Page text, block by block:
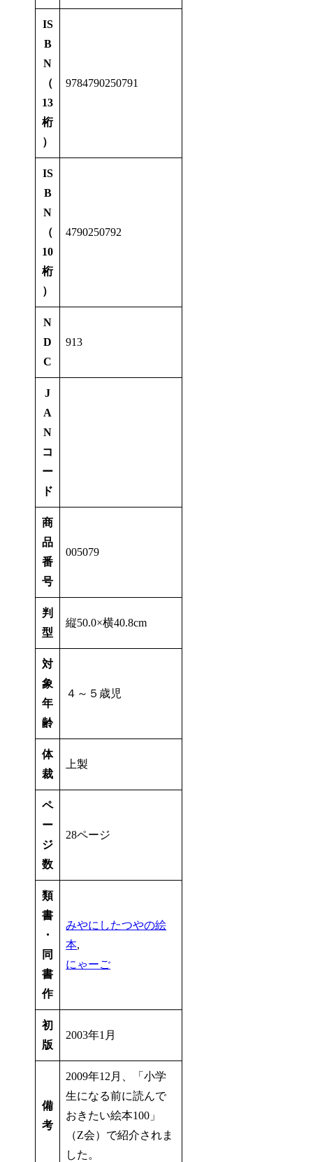
IS
B
N
（
13
桁
）
9784790250791
IS
B
N
（
10
桁
）
4790250792
N
D
C
913
J
A
N
コ
ー
ド
商
品
番
号
005079
判
型
縦50.0×横40.8cm
対
象
年
齢
４～５歳児
体
裁
上製
ペ
ー
ジ
数
28ページ
類
書
・
同
書
作
みやにしたつやの絵
本,
にゃーご
初
版
2003年1月
備
考
2009年12月、「小学
生になる前に読んで
おきたい絵本100」
（Z会）で紹介されま
した。